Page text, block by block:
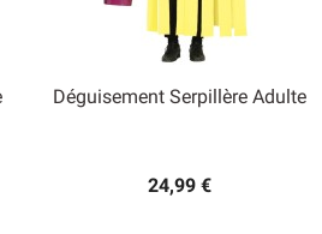
Déguisement Serpillère Adulte
24,99 €